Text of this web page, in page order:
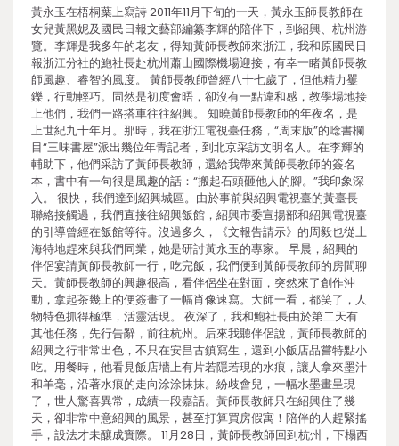
黃永玉在梧桐葉上寫詩 2011年11月下旬的一天，黃永玉師長教師在
女兒黃黑妮及國民日報文藝部編纂李輝的陪伴下，到紹興、杭州游
覽。李輝是我多年的老友，得知黃師長教師來浙江，我和原國民日
報浙江分社的鮑社長赴杭州蕭山國際機場迎接，有幸一睹黃師長教
師風趣、睿智的風度。 黃師長教師曾經八十七歲了，但他精力矍
鑠，行動輕巧。固然是初度會晤，卻沒有一點違和感，教學場地接
上他們，我們一路搭車往往紹興。 知曉黃師長教師的年夜名，是
上世紀九十年月。那時，我在浙江電視臺任務，“周末版”的唸書欄
目“三味書屋”派出幾位年青記者，到北京采訪文明名人。在李輝的
輔助下，他們采訪了黃師長教師，還給我帶來黃師長教師的簽名
本，書中有一句很是風趣的話：“搬起石頭砸他人的腳。”我印象深
入。 很快，我們達到紹興城區。由於事前與紹興電視臺的黃臺長
聯絡接觸過，我們直接往紹興飯館，紹興市委宣揚部和紹興電視臺
的引導曾經在飯館等待。沒過多久，《文報告請示》的周毅也從上
海特地趕來與我們同業，她是研討黃永玉的專家。 早晨，紹興的
伴侶宴請黃師長教師一行，吃完飯，我們便到黃師長教師的房間聊
天。黃師長教師的興趣很高，看伴侶坐在對面，突然來了創作沖
動，拿起茶幾上的便簽畫了一幅肖像速寫。大師一看，都笑了，人
物特色抓得極準，活靈活現。 夜深了，我和鮑社長由於第二天有
其他任務，先行告辭，前往杭州。后來我聽伴侶說，黃師長教師的
紹興之行非常出色，不只在安昌古鎮寫生，還到小飯店品嘗特點小
吃。用餐時，他看見飯店墻上有片若隱若現的水痕，讓人拿來墨汁
和羊毫，沿著水痕的走向涂涂抹抹。紛歧會兒，一幅水墨畫呈現
了，世人驚喜異常，成績一段嘉話。黃師長教師只在紹興住了幾
天，卻非常中意紹興的風景，甚至打算買房假寓！陪伴的人趕緊搖
手，設法才未釀成實際。 11月28日，黃師長教師回到杭州，下榻西